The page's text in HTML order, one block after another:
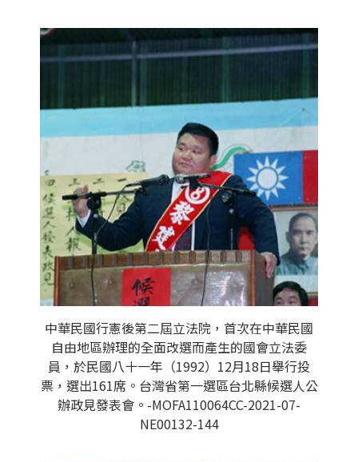
中華民國行憲後第二屆立法院，首次在中華民國
自由地區辦理的全面改選而產生的國會立法委
員，於民國八十一年（1992）12月18日舉行投
票，選出161席。台灣省第一選區台北縣候選人公
辦政見發表會。-MOFA110064CC-2021-07-
NE00132-144